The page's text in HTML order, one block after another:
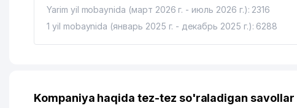
ABAT IChK MChJ
SHIFO MIRZO PLUS MChJ
22 OAZIS GAZ SERVIS MChJ
Yarim yil mobaynida (март 2026 г. - июль 2026 г.): 2316
1 yil mobaynida (январь 2025 г. - декабрь 2025 г.): 6288
Kompaniya haqida tez-tez so'raladigan savollar